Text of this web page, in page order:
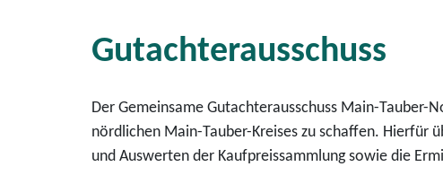
Gutachterausschuss
Der Gemeinsame Gutachterausschuss Main-
nördlichen Main-Tauber-Kreises zu schaffen. Hierfür
und Auswerten der Kaufpreissammlung sowie die